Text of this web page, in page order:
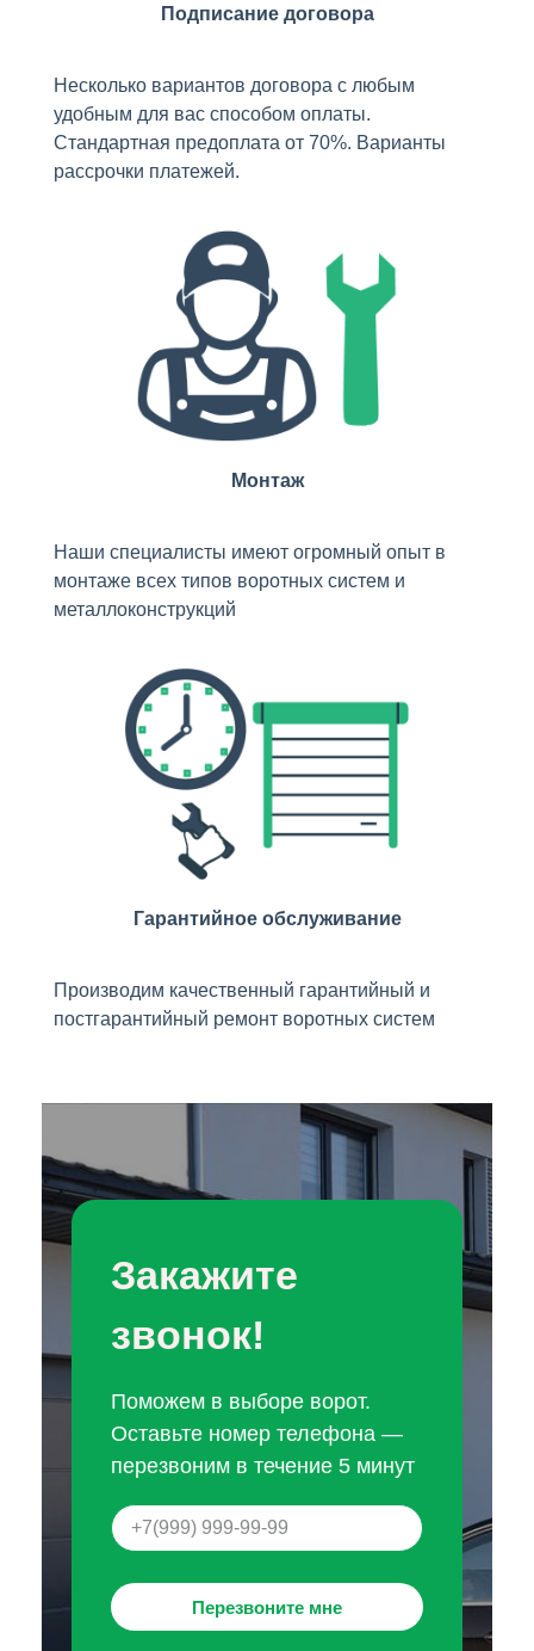
Подписание договора
Несколько вариантов договора с любым
удобным для вас способом оплаты.
Стандартная предоплата от 70%. Варианты
рассрочки платежей.
Монтаж
Наши специалисты имеют огромный опыт в
монтаже всех типов воротных систем и
металлоконструкций
Гарантийное обслуживание
Производим качественный гарантийный и
постгарантийный ремонт воротных систем
Закажите
звонок!
Поможем в выборе ворот.
Оставьте номер телефона —
перезвоним в течение 5 минут
Перезвоните мне